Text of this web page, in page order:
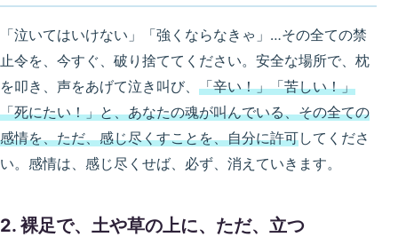
「泣いてはいけない」「強くならなきゃ」…その全ての禁
止令を、今すぐ、破り捨ててください。安全な場所で、枕
を叩き、声をあげて泣き叫び、 「辛い！」「苦しい！」
「死にたい！」と、あなたの魂が叫んでいる、その全ての
感情を、ただ、感じ尽くすことを、自分に許可してくださ
い。感情は、感じ尽くせば、必ず、消えていきます。
2. 裸足で、土や草の上に、ただ、立つ